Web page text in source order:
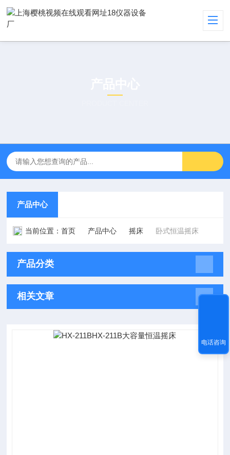
产品中心
当前位置：首页 产品中心 摇床 卧式恒温摇床
产品分类
相关文章
电话咨询